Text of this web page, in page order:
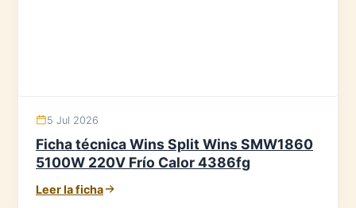
5 Jul 2026
Ficha técnica Wins Split Wins SMW1860
5100W 220V Frío Calor 4386fg
Leer la ficha